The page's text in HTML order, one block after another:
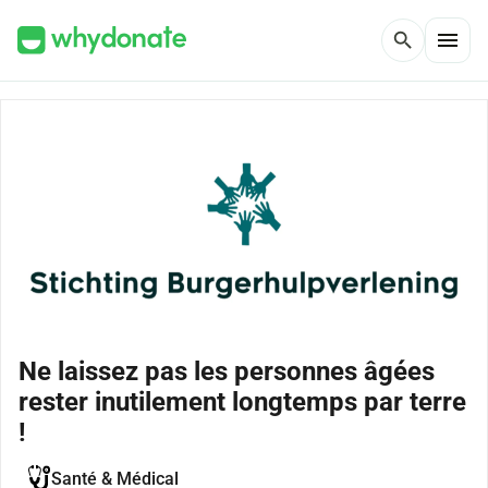
search menu
Ne laissez pas les personnes âgées
rester inutilement longtemps par terre
!
Santé & Médical